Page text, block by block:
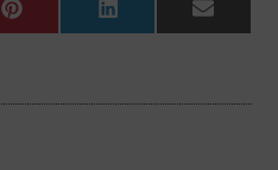
PinterestLinkedInEmail